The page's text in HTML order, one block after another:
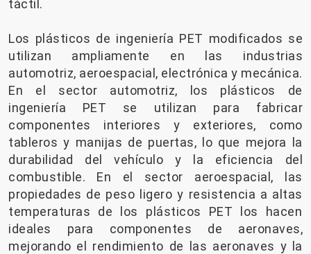
táctil.
Los plásticos de ingeniería PET modificados se
utilizan ampliamente en las industrias
automotriz, aeroespacial, electrónica y mecánica.
En el sector automotriz, los plásticos de
ingeniería PET se utilizan para fabricar
componentes interiores y exteriores, como
tableros y manijas de puertas, lo que mejora la
durabilidad del vehículo y la eficiencia del
combustible. En el sector aeroespacial, las
propiedades de peso ligero y resistencia a altas
temperaturas de los plásticos PET los hacen
ideales para componentes de aeronaves,
mejorando el rendimiento de las aeronaves y la